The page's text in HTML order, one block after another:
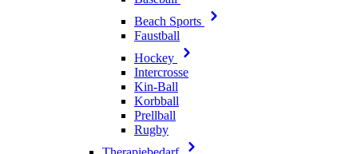
Beach Sports
Faustball
Hockey
Intercrosse
Kin-Ball
Korbball
Prellball
Rugby